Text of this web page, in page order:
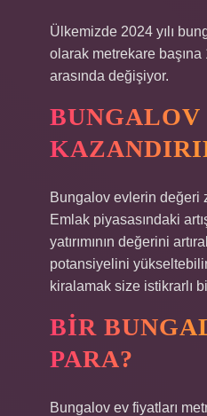
Ülkemizde 2024 yılı
olarak metrekare
arasında değişiyor.
BUNGALOV
Bungalov evlerin değeri
Emlak piyasasındaki
yatırımının değerini
potansiyelini
kiralamak size istikrarlı
BIR
PARA?
Bungalov ev fiyatları